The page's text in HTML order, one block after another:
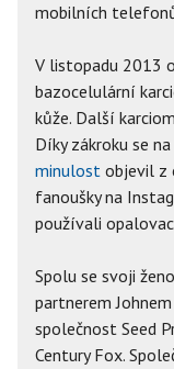
mobilních
V listopadu 2013
bazocelulární
kůže. Další
Díky zákroku se
minulost objevil z
fanoušky na
používali
Spolu se svoji
partnerem
společnost Seed
Century Fox.